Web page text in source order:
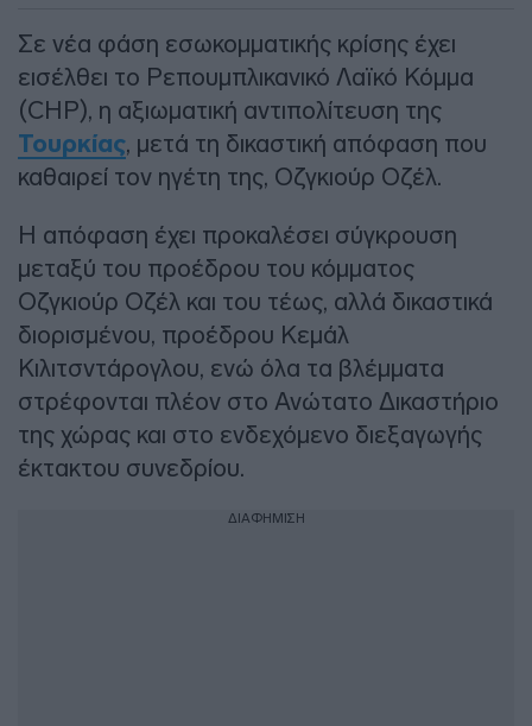
Σε νέα φάση εσωκομματικής κρίσης έχει
εισέλθει το Ρεπουμπλικανικό Λαϊκό Κόμμα
(CHP), η αξιωματική αντιπολίτευση της
Τουρκίας, μετά τη δικαστική απόφαση που
καθαιρεί τον ηγέτη της, Οζγκιούρ Οζέλ.
Η απόφαση έχει προκαλέσει σύγκρουση
μεταξύ του προέδρου του κόμματος
Οζγκιούρ Οζέλ και του τέως, αλλά δικαστικά
διορισμένου, προέδρου Κεμάλ
Κιλιτσντάρογλου, ενώ όλα τα βλέμματα
στρέφονται πλέον στο Ανώτατο Δικαστήριο
της χώρας και στο ενδεχόμενο διεξαγωγής
έκτακτου συνεδρίου.
ΔΙΑΦΗΜΙΣΗ